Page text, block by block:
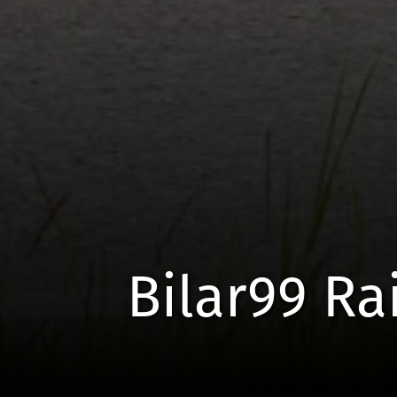
Bilar99